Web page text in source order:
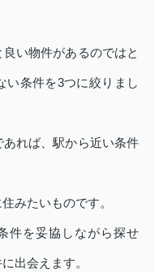
い物件があるのではと
い条件を3つに絞りまし
れば、駅から近い条件
みたいものです。
件を妥協しながら探せ
出会えます。